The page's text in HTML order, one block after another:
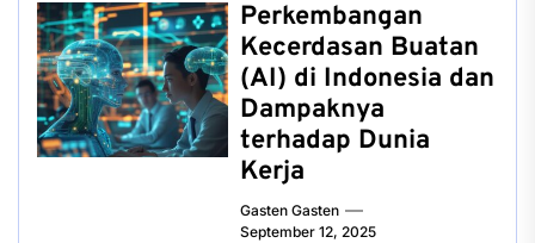
Perkembangan
Kecerdasan Buatan
(AI) di Indonesia dan
Dampaknya
terhadap Dunia
Kerja
Gasten Gasten
September 12, 2025